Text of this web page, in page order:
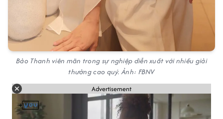
Bảo Thanh viên mãn trong sự nghiệp diễn xuất với nhiều giải
thưởng cao quý. Ảnh: FBNV
Advertisement